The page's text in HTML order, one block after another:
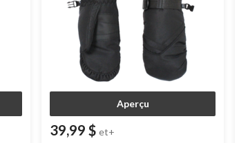
Aperçu
39,99 $ et+